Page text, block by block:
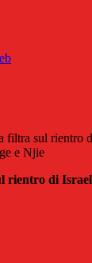
filtra sul rientro
e Njie
rientro di